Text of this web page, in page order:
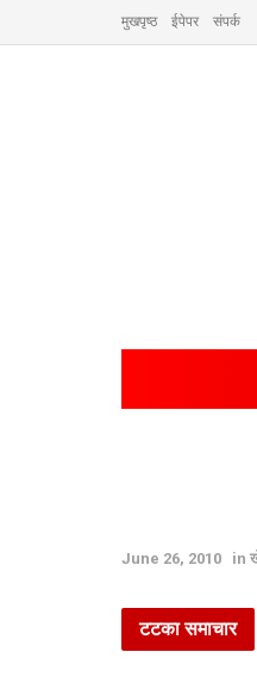
मुखपृष्ठ ईपेपर संपर्क
June 26, 2010 in
टटका समाचार